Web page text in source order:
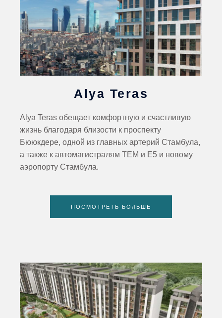
Alya Teras
Alya Teras обещает комфортную и счастливую
жизнь благодаря близости к проспекту
Бююкдере, одной из главных артерий Стамбула,
а также к автомагистралям TEM и E5 и новому
аэропорту Стамбула.
ПОСМОТРЕТЬ БОЛЬШЕ